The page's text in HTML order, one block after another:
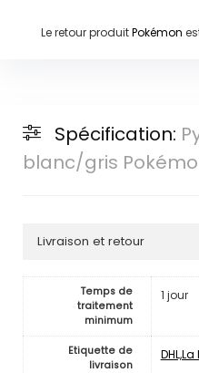
Le retour produitPokémon
Spécification:
blanc/gris
Livraison et retour
Temps de
traitement
minimum
1 jour
Etiquette de
livraison